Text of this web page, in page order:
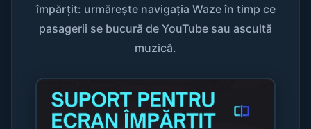
împărțit: urmărește navigația Waze în timp ce
pasagerii se bucură de YouTube sau ascultă
muzică.